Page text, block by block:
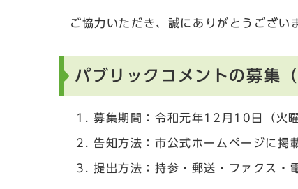
ご協力いただき、誠にありがとうござい
パブリックコメントの募集
募集期間：令和元年12月10日（火
告知方法：市公式ホームページに掲
提出方法：持参・郵送・ファクス・